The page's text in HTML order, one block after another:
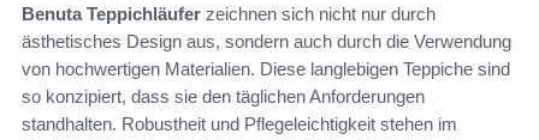
Benuta Teppichläufer zeichnen sich nicht nur durch
ästhetisches Design aus, sondern auch durch die Verwendung
von hochwertigen Materialien. Diese langlebigen Teppiche sind
so konzipiert, dass sie den täglichen Anforderungen
standhalten. Robustheit und Pflegeleichtigkeit stehen im